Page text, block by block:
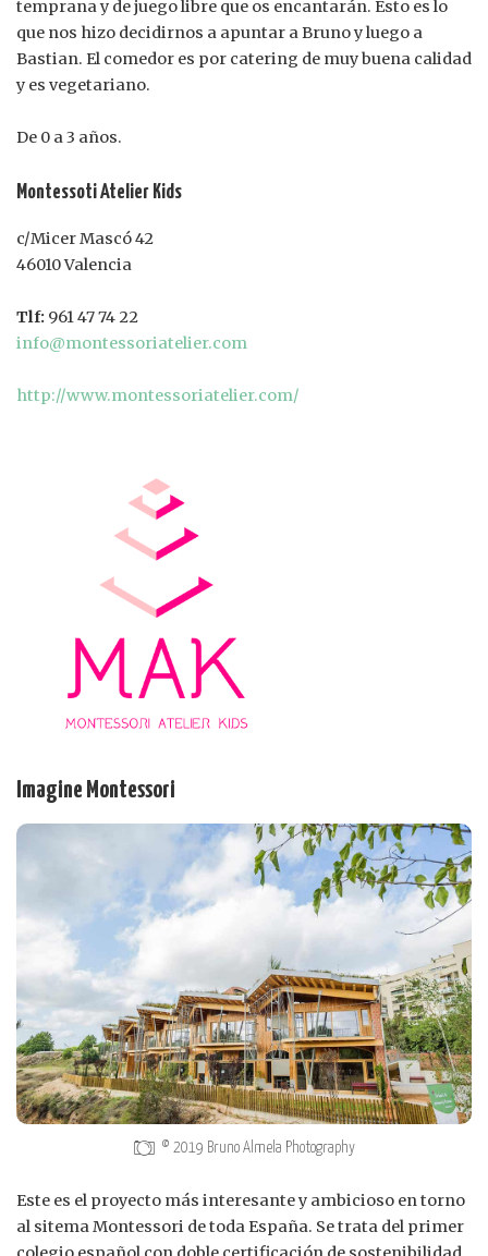
temprana y de juego libre que os encantarán. Ésto es lo
que nos hizo decidirnos a apuntar a Bruno y luego a
Bastian. El comedor es por catering de muy buena calidad
y es vegetariano.
De 0 a 3 años.
Montessoti Atelier Kids
c/Micer Mascó 42
46010 Valencia
Tlf: 961 47 74 22
info@montessoriatelier.com
http://www.montessoriatelier.com/
Imagine Montessori
© 2019 Bruno Almela Photography
Este es el proyecto más interesante y ambicioso en torno
al sitema Montessori de toda España. Se trata del primer